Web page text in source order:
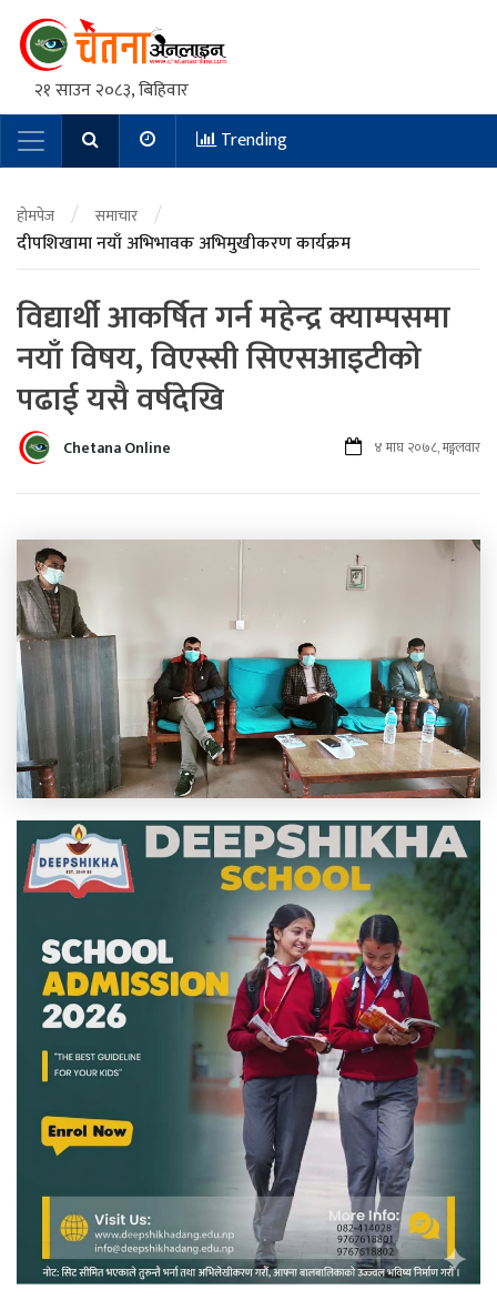
२१ साउन २०८३, बिहिवार
Main NavigationTrending
होमपेज / समाचार /
दीपशिखामा नयाँ अभिभावक अभिमुखीकरण कार्यक्रम
विद्यार्थी आकर्षित गर्न महेन्द्र क्याम्पसमा
नयाँ विषय, विएस्सी सिएसआइटीको
पढाई यसै वर्षदेखि
Chetana Online ४ माघ २०७८, मङ्गलवार